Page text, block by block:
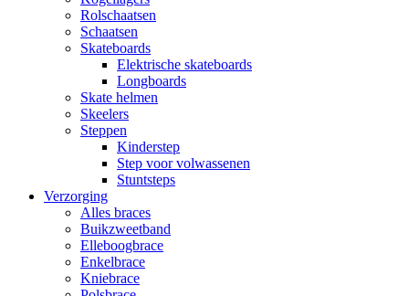
Rolschaatsen
Schaatsen
Skateboards
Elektrische skateboards
Longboards
Skate helmen
Skeelers
Steppen
Kinderstep
Step voor volwassenen
Stuntsteps
Verzorging
Alles braces
Buikzweetband
Elleboogbrace
Enkelbrace
Kniebrace